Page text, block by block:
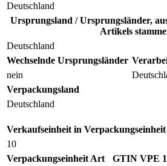
Deutschland
Ursprungsland / Ursprungsländer,
Artikels
Deutschland
Wechselnde Ursprungsländer
nein
Verpackungsland
Deutschland
Verkaufseinheit in
10
Verpackungseinheit Art
GTIN VPE 1